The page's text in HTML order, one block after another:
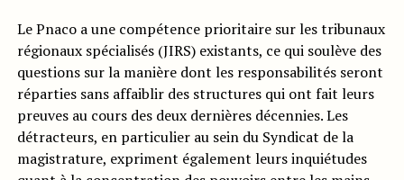
Le Pnaco a une compétence prioritaire sur les tribunaux
régionaux spécialisés (JIRS) existants, ce qui soulève des
questions sur la manière dont les responsabilités seront
réparties sans affaiblir des structures qui ont fait leurs
preuves au cours des deux dernières décennies. Les
détracteurs, en particulier au sein du Syndicat de la
magistrature, expriment également leurs inquiétudes